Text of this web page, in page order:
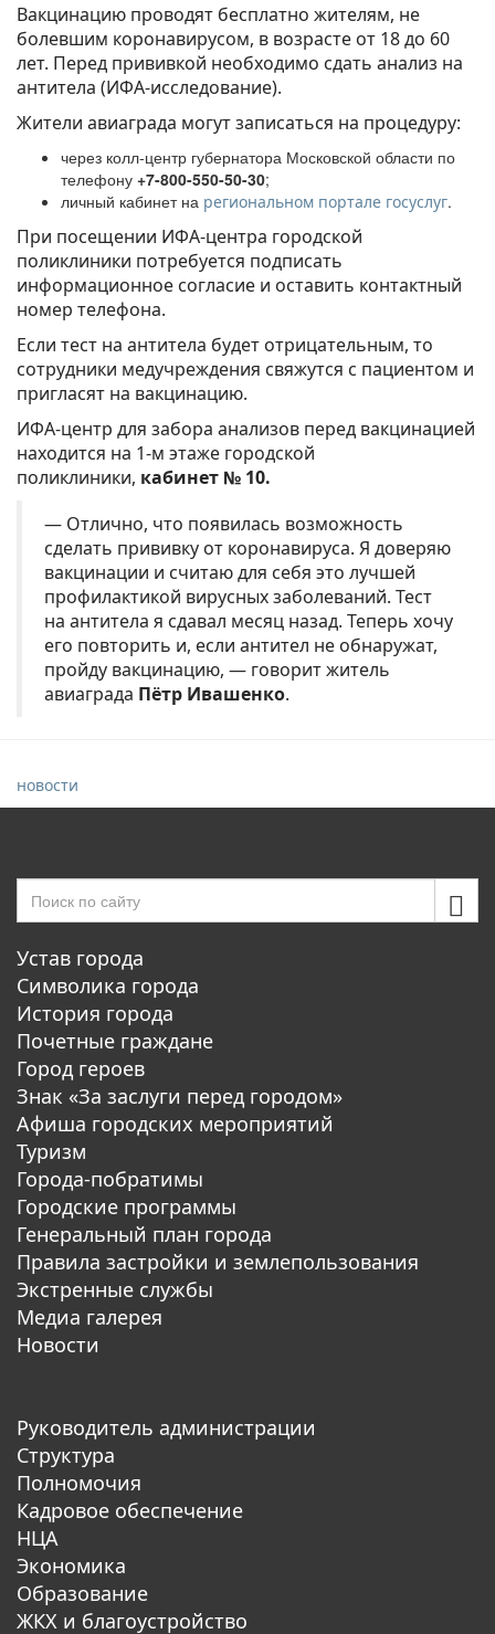
Вакцинацию проводят бесплатно жителям, не
болевшим коронавирусом, в возрасте от 18 до 60
лет. Перед прививкой необходимо сдать анализ на
антитела (ИФА-исследование).
Жители авиаграда могут записаться на процедуру:
через колл-центр губернатора Московской области по
телефону +7-800-550-50-30;
личный кабинет на региональном портале госуслуг.
При посещении ИФА-центра городской
поликлиники потребуется подписать
информационное согласие и оставить контактный
номер телефона.
Если тест на антитела будет отрицательным, то
сотрудники медучреждения свяжутся с пациентом и
пригласят на вакцинацию.
ИФА-центр для забора анализов перед вакцинацией
находится на 1-м этаже городской
поликлиники, кабинет № 10.
— Отлично, что появилась возможность
сделать прививку от коронавируса. Я доверяю
вакцинации и считаю для себя это лучшей
профилактикой вирусных заболеваний. Тест
на антитела я сдавал месяц назад. Теперь хочу
его повторить и, если антител не обнаружат,
пройду вакцинацию, — говорит житель
авиаграда Пётр Ивашенко.
новости
Устав города
Символика города
История города
Почетные граждане
Город героев
Знак «За заслуги перед городом»
Афиша городских мероприятий
Туризм
Города-побратимы
Городские программы
Генеральный план города
Правила застройки и землепользования
Экстренные службы
Медиа галерея
Новости
Руководитель администрации
Структура
Полномочия
Кадровое обеспечение
НЦА
Экономика
Образование
ЖКХ и благоустройство